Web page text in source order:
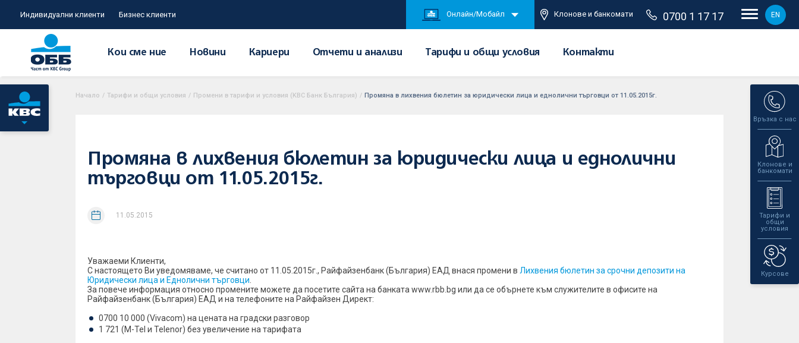
Индивидуални клиенти Бизнес клиенти Онлайн/Мобайл Клонове и банкомати 0700 1 17 17 EN
Кои сме ние Новини Кариери Отчети и анализи Тарифи и общи условия Контакти
Връзка с нас
Клонове и
банкомати
Тарифи и
общи
условия
Курсове
Начало / Тарифи и общи условия / Промени в тарифи и условия (KBC Банк България) / Промяна в лихвения бюлетин за юридически лица и еднолични търговци от 11.05.2015г.
Промяна в лихвения бюлетин за юридически лица и еднолични
търговци от 11.05.2015г.
11.05.2015
Уважаеми Клиенти,
С настоящето Ви уведомяваме, че считано от 11.05.2015г., Райфайзенбанк (България) ЕАД внася промени в Лихвения бюлетин за срочни депозити на
Юридически лица и Еднолични търговци
За повече информация относно промените можете да посетите сайта на банката www.rbb.bg или да се обърнете към служителите в офисите на
Райфайзенбанк (България) ЕАД и на телефоните на Райфайзен Директ:
0700 10 000 (Vivacom) на цената на градски разговор
1 721 (M-Tel и Telenor) без увеличение на тарифата